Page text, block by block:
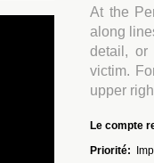
At the
along
detail, or
victim.
upper
Le compte
Priorité: